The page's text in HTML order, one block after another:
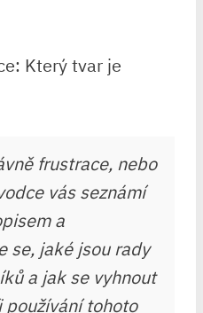
frustrace, nebo
vás seznámí
a
se, jaké jsou rady
a jak se vyhnout
tohoto